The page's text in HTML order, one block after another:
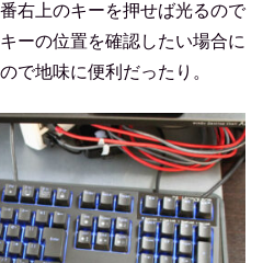
右上のキーを押せば光るので
ーの位置を確認したい場合に
で地味に便利だったり。